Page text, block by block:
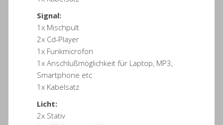
Signal:
1x Mischpult
2x Cd-Player
1x Funkmicrofon
1x Anschlußmöglichkeit für Laptop, MP3,
Smartphone etc
1x Kabelsatz
Licht:
2x Stativ